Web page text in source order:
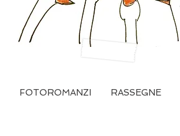
FOTOROMANZI RASSEGNE